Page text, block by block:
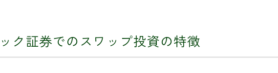
ク証券でのスワップ投資の特徴